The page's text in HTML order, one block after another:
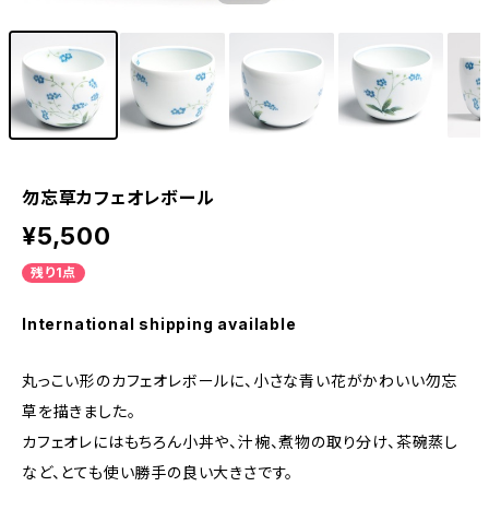
勿忘草カフェオレボール
¥5,500
残り1点
International shipping available
丸っこい形のカフェオレボールに、小さな青い花がかわいい勿忘
草を描きました。
カフェオレにはもちろん小丼や、汁椀、煮物の取り分け、茶碗蒸し
など、とても使い勝手の良い大きさです。